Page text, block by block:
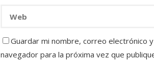
Guardar mi nombre, correo electrónico
navegador para la próxima vez que